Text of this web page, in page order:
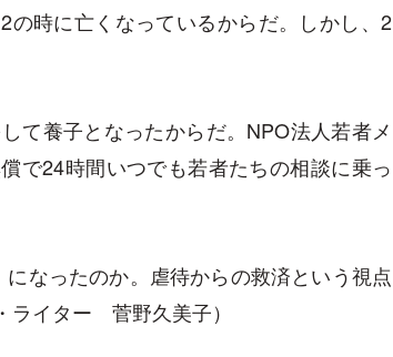
時に亡くなっているからだ。しかし、2
て養子となったからだ。NPO法人若者メ
で24時間いつでも若者たちの相談に乗っ
なったのか。虐待からの救済という視点
ライター 菅野久美子）